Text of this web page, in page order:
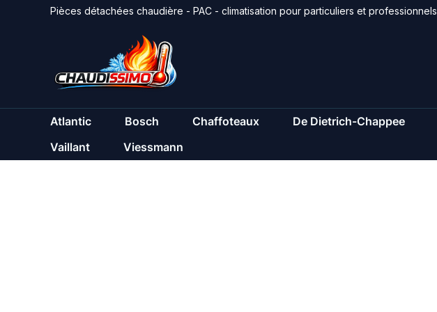
Pièces détachées chaudière - PAC - climatisation pour particuliers et professionnels
Atlantic Bosch Chaffoteaux De Dietrich-Chappee
Vaillant
Viessmann